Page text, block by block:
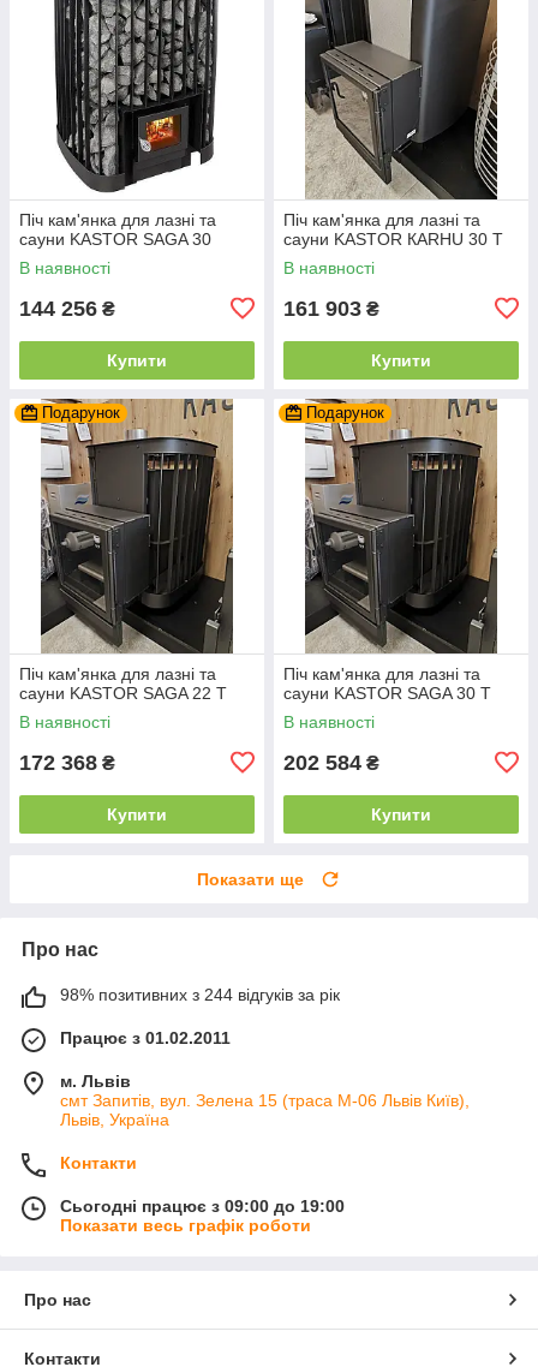
Піч кам'янка для лазні та
сауни KASTOR SAGA 30
В наявності
144 256 ₴
Купити
Піч кам'янка для лазні та
сауни KASTOR КARHU 30 T
В наявності
161 903 ₴
Купити
Подарунок
Піч кам'янка для лазні та
сауни KASTOR SAGA 22 Т
В наявності
172 368 ₴
Купити
Подарунок
Піч кам'янка для лазні та
сауни KASTOR SAGA 30 T
В наявності
202 584 ₴
Купити
Показати ще
Про нас
98% позитивних з 244 відгуків за рік
Працює з 01.02.2011
м. Львів
смт Запитів, вул. Зелена 15 (траса М-06 Львів Київ),
Львів, Україна
Контакти
Сьогодні працює з 09:00 до 19:00
Показати весь графік роботи
Про нас
Контакти